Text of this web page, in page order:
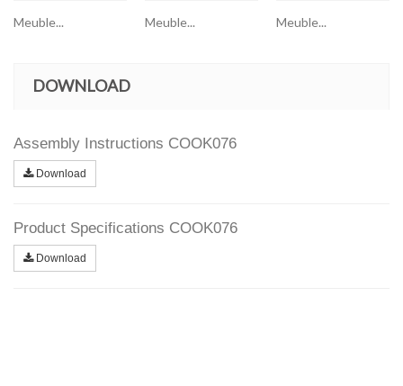
Meuble... Meuble... Meuble...
DOWNLOAD
Assembly Instructions COOK076
Download
Product Specifications COOK076
Download